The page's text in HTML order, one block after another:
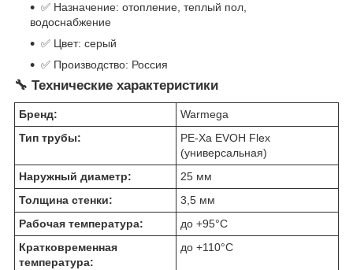
✅ Назначение: отопление, теплый пол,
водоснабжение
✅ Цвет: серый
✅ Производство: Россия
🔧 Технические характеристики
Бренд:
Warmega
Тип трубы:
PE-Xa EVOH Flex
(универсальная)
Наружный диаметр:
25 мм
Толщина стенки:
3,5 мм
Рабочая температура:
до +95°C
Кратковременная
температура:
до +110°C